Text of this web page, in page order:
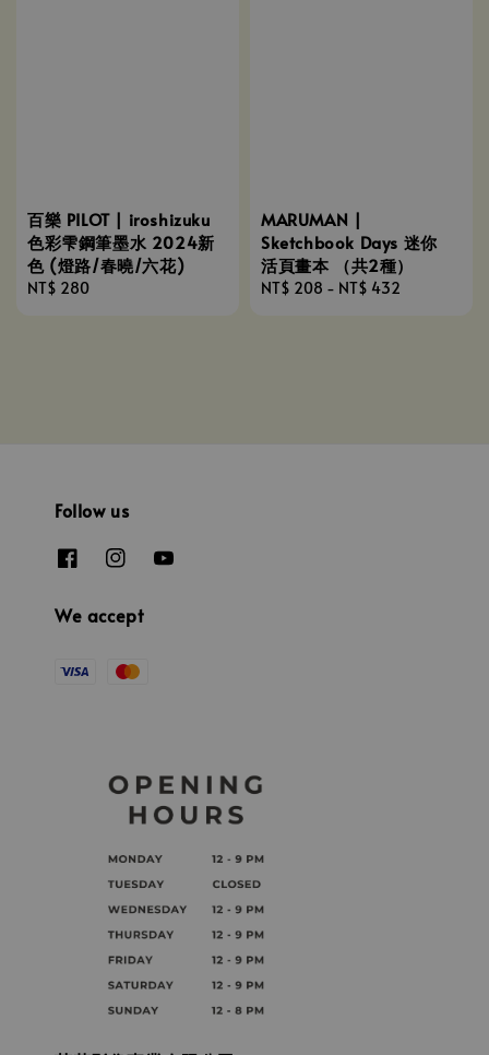
百樂 PILOT | iroshizuku
色彩雫鋼筆墨水 2024新
色 (燈路/春曉/六花)
Regular
NT$ 280
MARUMAN |
Sketchbook Days 迷你
活頁畫本 （共2種）
Regular
NT$ 208 - NT$ 432
Follow us
We accept